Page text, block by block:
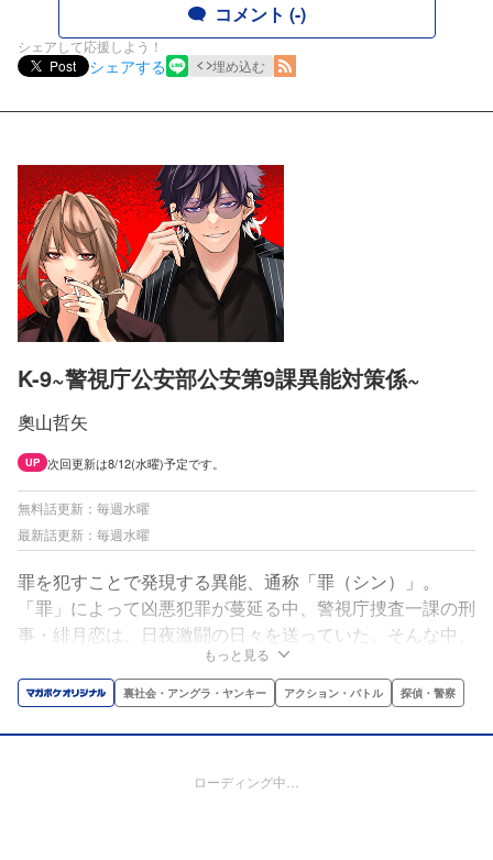
コメント (-)
シェアして応援しよう！
Post
シェアする 埋め込む
K-9~警視庁公安部公安第9課異能対策係~
奧山哲矢
UP 次回更新は8/12(水曜)予定です。
無料話更新：毎週水曜
最新話更新：毎週水曜
罪を犯すことで発現する異能、通称「罪（シン）」。
「罪」によって凶悪犯罪が蔓延る中、警視庁捜査一課の刑
事・緋月恋は、日夜激闘の日々を送っていた。そんな中、
新たに設立された異能対策捜査班「公安第9課」への異動
を命じられた恋は、そこで臆病者の刑事・朧悠士郎と出会
う。朧と共に異能事件捜査に向かう中、明らかとなる9課
の秘密、そして朧の正体とは──!?
もっと見る
裏社会・アングラ・ヤンキー アクション・バトル 探偵・警察
ローディング中…